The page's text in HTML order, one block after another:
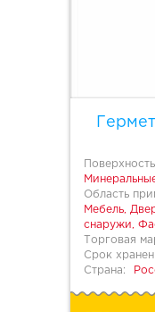
Область
Мебель,
снаружи,
Торговая
Срок
Страна: